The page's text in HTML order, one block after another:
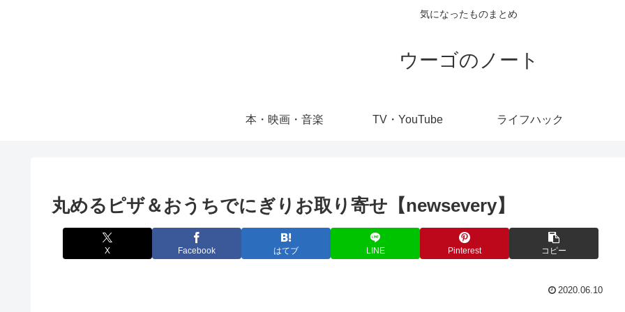
気になったものまとめ
ウーゴのノート
本・映画・音楽 TV・YouTube ライフハック
丸めるピザ＆おうちでにぎりお取り寄せ【newsevery】
X Facebook はてブ LINE Pinterest コピー
2020.06.10